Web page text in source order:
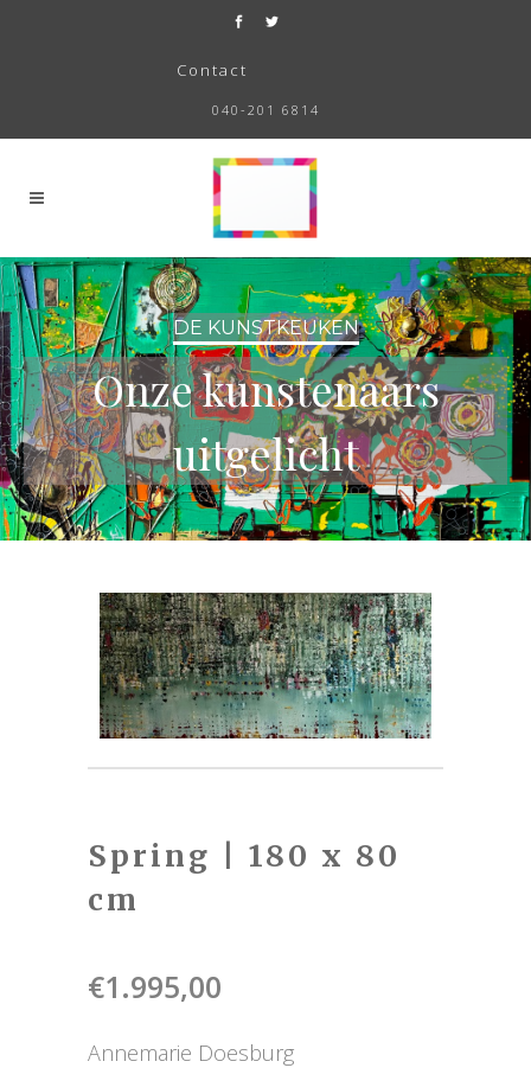
Contact
040-201 6814
DE KUNSTKEUKEN
Onze kunstenaars
uitgelicht
Spring | 180 x 80
cm
€1.995,00
Annemarie Doesburg